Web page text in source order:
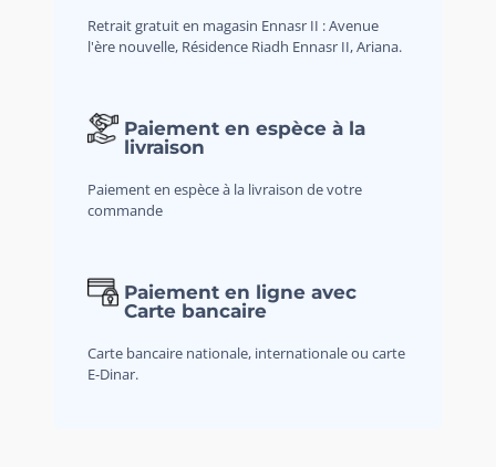
Retrait gratuit en magasin Ennasr II : Avenue
l'ère nouvelle, Résidence Riadh Ennasr II, Ariana.
Paiement en espèce à la
livraison
Paiement en espèce à la livraison de votre
commande
Paiement en ligne avec
Carte bancaire
Carte bancaire nationale, internationale ou carte
E-Dinar.